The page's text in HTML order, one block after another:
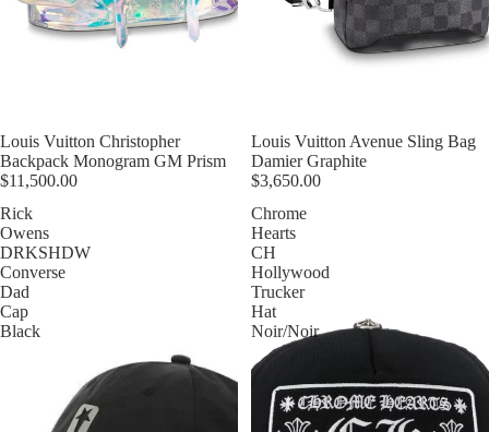
Épuisé
Louis Vuitton Christopher
Backpack Monogram GM Prism
$11,500.00
Épuisé
Louis Vuitton Avenue Sling Bag
Damier Graphite
$3,650.00
Rick
Owens
DRKSHDW
Converse
Dad
Cap
Black
Chrome
Hearts
CH
Hollywood
Trucker
Hat
Noir/Noir